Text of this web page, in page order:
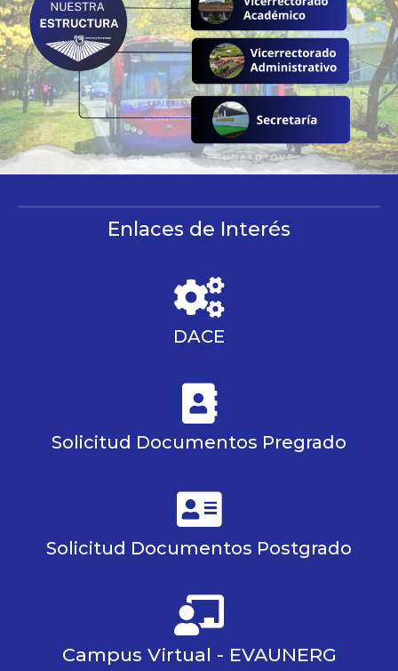
Enlaces de Interés
DACE
Solicitud Documentos Pregrado
Solicitud Documentos Postgrado
Campus Virtual - EVAUNERG